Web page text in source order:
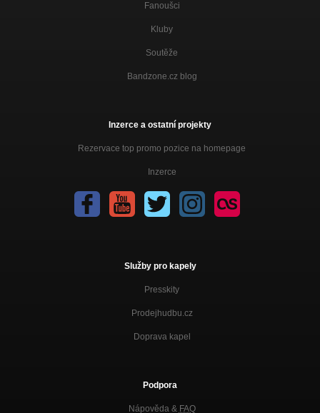
Fanoušci
Kluby
Soutěže
Bandzone.cz blog
Inzerce a ostatní projekty
Rezervace top promo pozice na homepage
Inzerce
Služby pro kapely
Presskity
Prodejhudbu.cz
Doprava kapel
Podpora
Nápověda & FAQ